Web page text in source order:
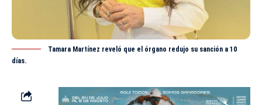
Tamara Martínez reveló que el órgano redujo su sanción a 10
días.